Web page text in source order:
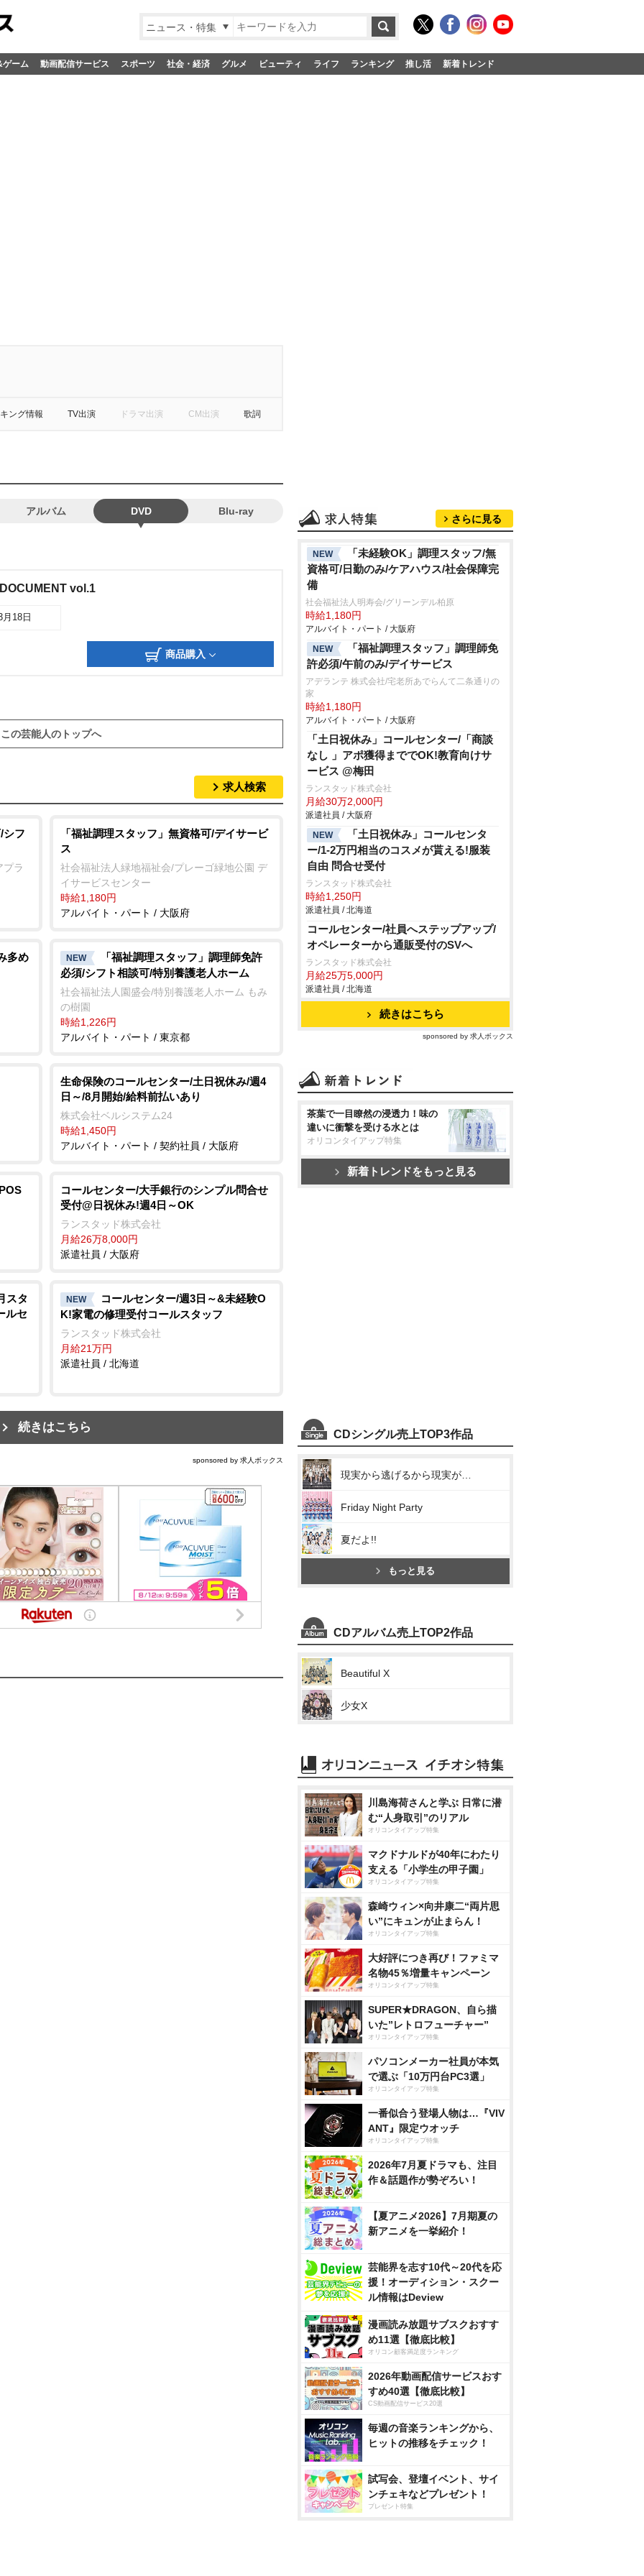
ニュース・特集
ゲーム 動画配信サービス スポーツ 社会・経済 グルメ ビューティ ライフ ランキング 推し活 新着トレンド
ング情報 TV出演 ドラマ出演 CM出演 歌詞
アルバム DVD Blu-ray
vol.1
18日
商品購入
この芸能人のトップへ
求人検索
シフ
プラ
「福祉調理スタッフ」無資格可/デイサービ
ス
社会福祉法人緑地福祉会/プレーゴ緑地公園 デ
イサービスセンター
時給1,180円
アルバイト・パート / 大阪府
多め NEW
「福祉調理スタッフ」調理師免許
必須/シフト相談可/特別養護老人ホーム
社会福祉法人園盛会/特別養護老人ホーム もみ
の樹園
時給1,226円
アルバイト・パート / 東京都
生命保険のコールセンター/土日祝休み/週4
日～/8月開始/給料前払いあり
株式会社ベルシステム24
時給1,450円
アルバイト・パート / 契約社員 / 大阪府
コールセンター/大手銀行のシンプル問合せ
受付@日祝休み!週4日～OK
ランスタッド株式会社
月給26万8,000円
派遣社員 / 大阪府
スタ
ルセ
NEW
コールセンター/週3日～&未経験O
K!家電の修理受付コールスタッフ
ランスタッド株式会社
月給21万円
派遣社員 / 北海道
続きはこちら
sponsored by 求人ボックス
さらに見る
NEW
「未経験OK」調理スタッフ/無
資格可/日勤のみ/ケアハウス/社会保障完
備
社会福祉法人明寿会/グリーンデル柏原
時給1,180円
アルバイト・パート / 大阪府
NEW
「福祉調理スタッフ」調理師免
許必須/午前のみ/デイサービス
アデランテ 株式会社/宅老所あでらんて二条通りの
家
時給1,180円
アルバイト・パート / 大阪府
「土日祝休み」コールセンター/「商談
なし 」アポ獲得まででOK!教育向けサ
ービス @梅田
ランスタッド株式会社
月給30万2,000円
派遣社員 / 大阪府
NEW
「土日祝休み」コールセンタ
ー/1-2万円相当のコスメが貰える!服装
自由 問合せ受付
ランスタッド株式会社
時給1,250円
派遣社員 / 北海道
コールセンター/社員へステップアップ/
オペレーターから通販受付のSVへ
ランスタッド株式会社
月給25万5,000円
派遣社員 / 北海道
続きはこちら
sponsored by 求人ボックス
茶葉で一目瞭然の浸透力！味の
違いに衝撃を受ける水とは
オリコンタイアップ特集
新着トレンドをもっと見る
CDシングル売上TOP3作品
Friday Night Party
夏だよ!!
もっと見る
CDアルバム売上TOP2作品
Beautiful X
少女X
川島海荷さんと学ぶ 日常に潜
む“人身取引”のリアル
オリコンタイアップ特集
マクドナルドが40年にわたり
支える「小学生の甲子園」
オリコンタイアップ特集
森崎ウィン×向井康二“両片思
い”にキュンが止まらん！
オリコンタイアップ特集
大好評につき再び！ファミマ
名物45％増量キャンペーン
オリコンタイアップ特集
SUPER★DRAGON、自ら描
いた”レトロフューチャー”
オリコンタイアップ特集
パソコンメーカー社員が本気
で選ぶ「10万円台PC3選」
オリコンタイアップ特集
一番似合う登場人物は…『VIV
ANT』限定ウオッチ
オリコンタイアップ特集
2026年7月夏ドラマも、注目
作＆話題作が勢ぞろい！
【夏アニメ2026】7月期夏の
新アニメを一挙紹介！
芸能界を志す10代～20代を応
援！オーディション・スクー
ル情報はDeview
漫画読み放題サブスクおすす
め11選【徹底比較】
オリコン顧客満足度ランキング
2026年動画配信サービスおす
すめ40選【徹底比較】
CS動画配信サービス20選
毎週の音楽ランキングから、
ヒットの推移をチェック！
試写会、登壇イベント、サイ
ンチェキなどプレゼント！
プレゼント特集